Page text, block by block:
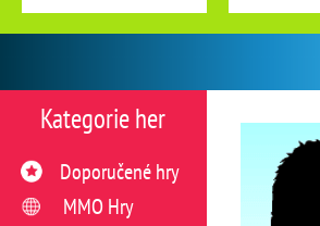
Kategorie her
Doporučené hry
MMO Hry